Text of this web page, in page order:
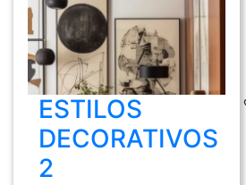
ESTILOS
DECORATIVOS
2